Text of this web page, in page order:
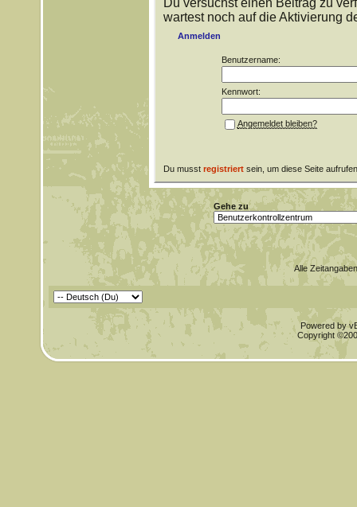
Du versuchst einen Beitrag zu
wartest noch auf die Aktivierung
Anmelden
Benutzername:
Kennwort:
Angemeldet bleiben?
Du musst registriertsein, um diese Seite
Gehe zu
Alle
Powered by
Copyright